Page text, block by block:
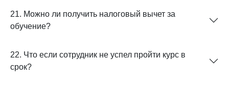
21. Можно ли получить налоговый вычет за
обучение?
22. Что если сотрудник не успел пройти курс в
срок?